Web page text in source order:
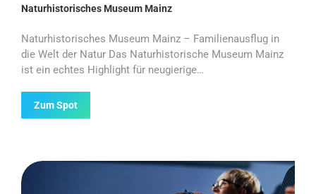
Naturhistorisches Museum Mainz
Naturhistorisches Museum Mainz – Familienausflug in
die Welt der Natur Das Naturhistorische Museum Mainz
ist ein echtes Highlight für neugierige…
Zum Spot